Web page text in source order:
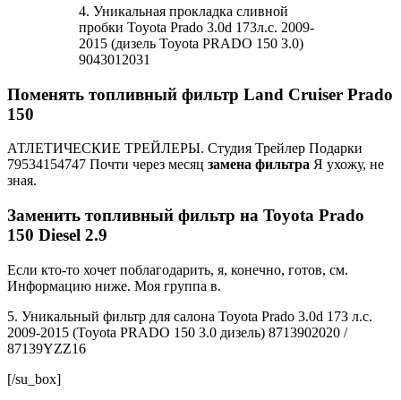
4. Уникальная прокладка сливной
пробки Toyota Prado 3.0d 173л.с. 2009-
2015 (дизель Toyota PRADO 150 3.0)
9043012031
Поменять топливный фильтр Land Cruiser Prado
150
АТЛЕТИЧЕСКИЕ ТРЕЙЛЕРЫ. Студия Трейлер Подарки
79534154747 Почти через месяц замена фильтра Я ухожу, не
зная.
Заменить топливный фильтр на Toyota Prado
150 Diesel 2.9
Если кто-то хочет поблагодарить, я, конечно, готов, см.
Информацию ниже. Моя группа в.
5. Уникальный фильтр для салона Toyota Prado 3.0d 173 л.с.
2009-2015 (Toyota PRADO 150 3.0 дизель) 8713902020 /
87139YZZ16
[/su_box]